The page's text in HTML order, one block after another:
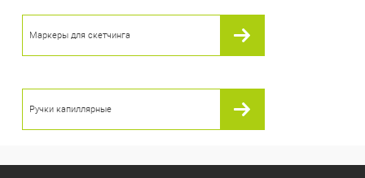
Маркеры для скетчинга
Ручки капиллярные